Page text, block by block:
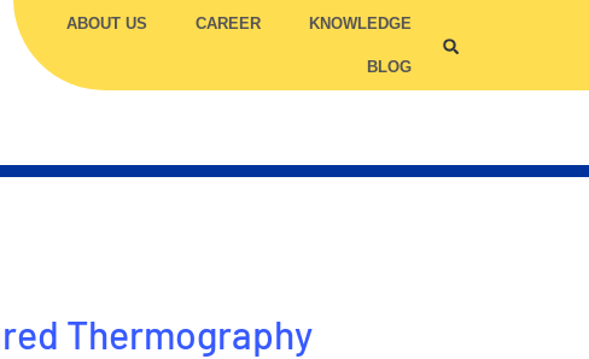
ABOUT US CAREER KNOWLEDGE
BLOG
COMPETENCY TCC
Thermography